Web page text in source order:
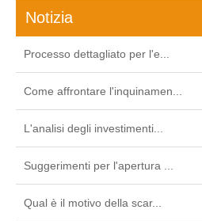
Notizia
Processo dettagliato per l'e...
Come affrontare l'inquinamen...
L'analisi degli investimenti...
Suggerimenti per l'apertura ...
Qual è il motivo della scar...